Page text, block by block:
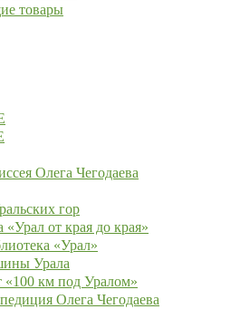
товары
Олега Чегодаева
гор
от края до края»
«Урал»
Урала
«100 км под Уралом»
Олега Чегодаева